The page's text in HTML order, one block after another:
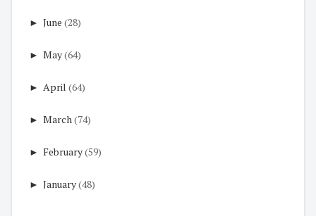
► June (28)
► May(64)
► April (64)
► March(74)
► February(59)
► January(48)